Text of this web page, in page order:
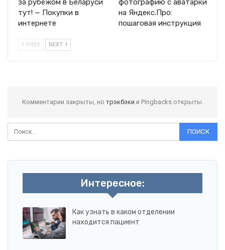
за рубежом в Беларуси
тут! — Покупки в
интернете
фотографию с аватарки
на Яндекс.Про:
пошаговая инструкция
PREV NEXT
Комментарии закрыты, но трэкбэки и Pingbacks открыты.
Интересное:
Как узнать в каком отделении
находится пациент